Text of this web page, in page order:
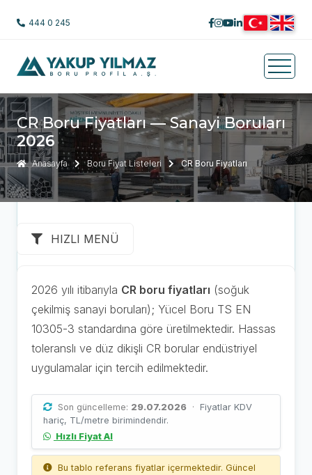
444 0 245
CR Boru Fiyatları — Sanayi Boruları
2026
Anasayfa Boru Fiyat Listeleri CR Boru Fiyatları
HIZLI MENÜ
2026 yılı itibarıyla CR boru fiyatları (soğuk
çekilmiş sanayi boruları); Yücel Boru TS EN
10305-3 standardına göre üretilmektedir. Hassas
toleranslı ve düz dikişli CR borular endüstriyel
uygulamalar için tercih edilmektedir.
Son güncelleme: 29.07.2026 · Fiyatlar KDV
hariç, TL/metre birimindendir.
Hızlı Fiyat Al
Bu tablo referans fiyatlar içermektedir. Güncel